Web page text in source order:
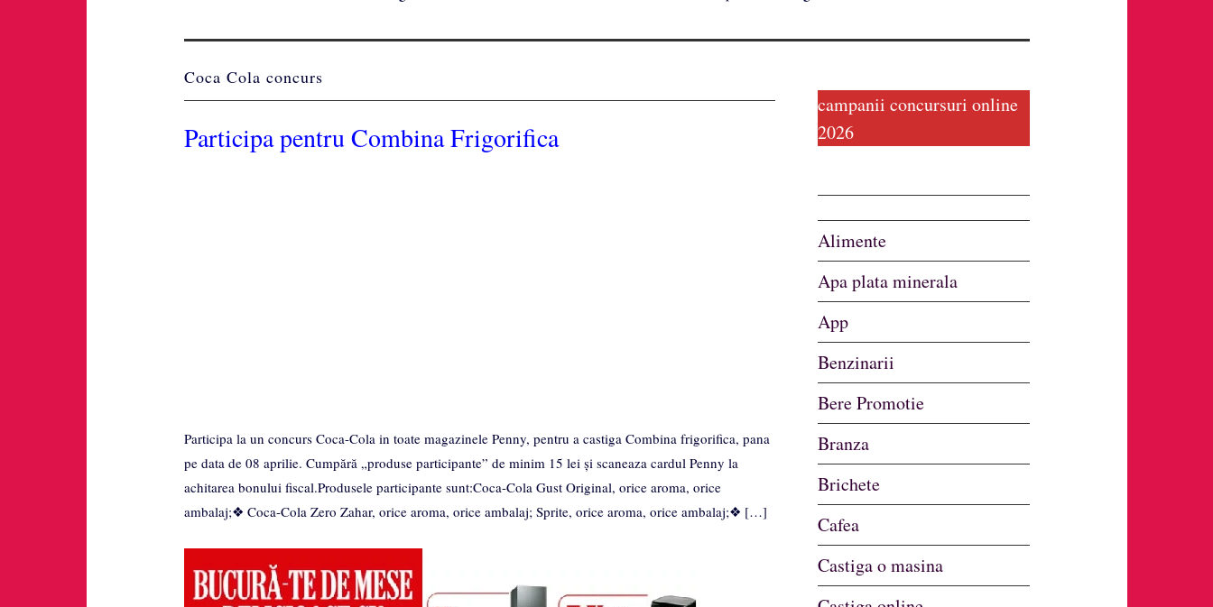
Coca Cola concurs
Participa pentru Combina Frigorifica
Participa la un concurs Coca-Cola in toate magazinele Penny, pentru a castiga Combina frigorifica, pana
pe data de 08 aprilie. Cumpără „produse participante” de minim 15 lei și scaneaza cardul Penny la
achitarea bonului fiscal.Produsele participante sunt:Coca-Cola Gust Original, orice aroma, orice
ambalaj;❖ Coca-Cola Zero Zahar, orice aroma, orice ambalaj; Sprite, orice aroma, orice ambalaj;❖ […]
campanii concursuri online
2026
Alimente
Apa plata minerala
App
Benzinarii
Bere Promotie
Branza
Brichete
Cafea
Castiga o masina